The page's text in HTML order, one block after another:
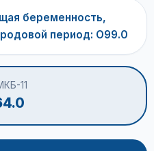
беременность,
период: O99.0
11